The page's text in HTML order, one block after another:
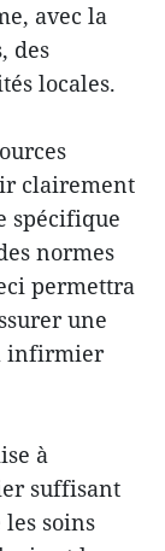
avec la
des
locales.
clairement
spécifique
normes
permettra
une
infirmier
à
suffisant
soins